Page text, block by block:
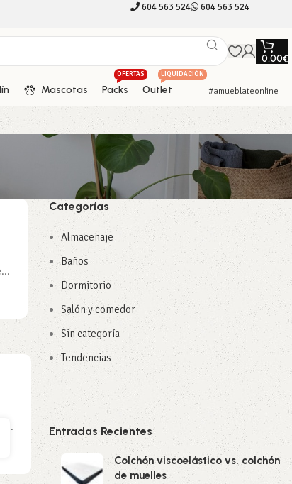
604 563 524 604 563 524
0,00€
Mascotas Packs
OFERTAS
Outlet
LIQUIDACIÓN
#amueblateonline
Categorías
Almacenaje
Baños
Dormitorio
Salón y comedor
Sin categoría
Tendencias
Entradas Recientes
Colchón viscoelástico vs. colchón
de muelles